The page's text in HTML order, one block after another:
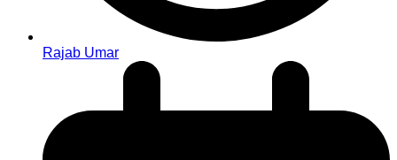
Rajab Umar